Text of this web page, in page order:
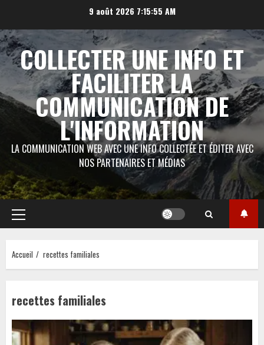
contenu
9 août 2026 7:15:56 AM
COLLECTER UNE INFO ET
FACILITER LA
COMMUNICATION DE
L'INFORMATION
LA COMMUNICATION WEB AVEC UNE INFO COLLECTÉE ET ÉDITER AVEC
NOS PARTENAIRES ET MÉDIAS
Menu
principal
Accueil recettes familiales
recettes familiales